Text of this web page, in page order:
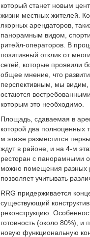
который станет новым
жизни местных жителей.
якорных арендаторов,
панорамным видом,
ритейл-операторов. В
позитивный отклик от
сетей, которые проявили
общее мнение, что
перспективным, мы видим,
остаются
которым это необходимо.
Площадь, сдаваемая в
которой два полноценных
м этаже разместится
ждут в районе, и на 4-м
ресторан с панорамными
можно помещения разных
позволяет учитывать
RRG придерживается
существующий
реконструкцию.
готовность (около 80%), и
новую функциональную